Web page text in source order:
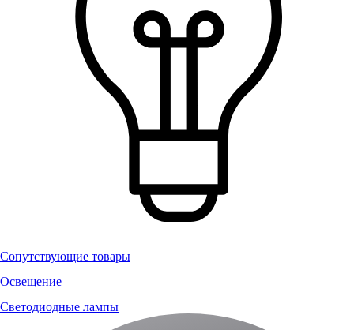
Сопутствующие товары
Освещение
Светодиодные лампы